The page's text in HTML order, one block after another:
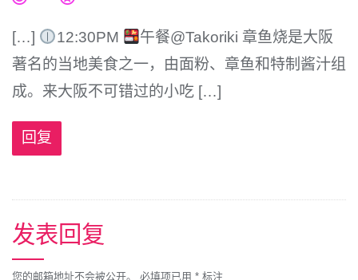
[…] 12:30PM
午餐@Takoriki 章鱼烧是大阪
著名的当地美食之一，由面粉、章鱼和特制酱汁组
成。来大阪不可错过的小吃 […]
回复
发表回复
您的邮箱地址不会被公开。 必填项已用 * 标注